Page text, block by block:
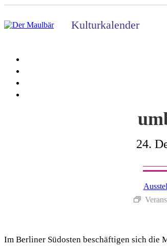
Kulturkalender
24.
Im Berliner Südosten beschäftigen sich die